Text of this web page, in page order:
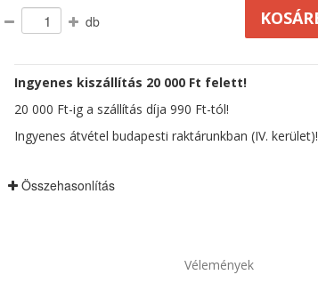
db
Ingyenes kiszállítás 20 000 Ft felett!
20 000 Ft-ig a szállítás díja 990 Ft-tól!
Ingyenes átvétel budapesti raktárunkban (IV. kerület)!
Összehasonlítás
Vélemények